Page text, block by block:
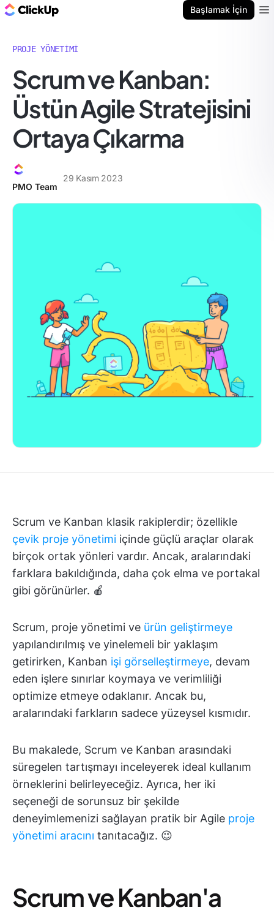
Başlamak İçin
PROJE YÖNETIMI
Scrum ve Kanban:
Üstün Agile Stratejisini
Ortaya Çıkarma
PMO Team
29 Kasım 2023
Scrum ve Kanban klasik rakiplerdir; özellikle
çevik proje yönetimi içinde güçlü araçlar olarak
birçok ortak yönleri vardır. Ancak, aralarındaki
farklara bakıldığında, daha çok elma ve portakal
gibi görünürler. 🍎
Scrum, proje yönetimi ve ürün geliştirmeye
yapılandırılmış ve yinelemeli bir yaklaşım
getirirken, Kanban işi görselleştirmeye, devam
eden işlere sınırlar koymaya ve verimliliği
optimize etmeye odaklanır. Ancak bu,
aralarındaki farkların sadece yüzeysel kısmıdır.
Bu makalede, Scrum ve Kanban arasındaki
süregelen tartışmayı inceleyerek ideal kullanım
örneklerini belirleyeceğiz. Ayrıca, her iki
seçeneği de sorunsuz bir şekilde
deneyimlemenizi sağlayan pratik bir Agile proje
yönetimi aracını tanıtacağız. 😉
Scrum ve Kanban'a